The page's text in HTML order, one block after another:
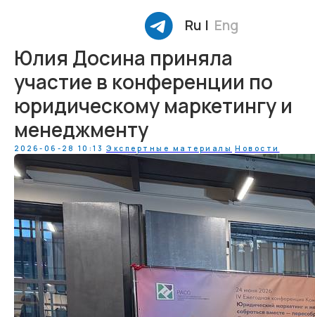
Eng
Ru |
Юлия Досина приняла
участие в конференции по
юридическому маркетингу и
менеджменту
2026-06-28 10:13 Экспертные материалы Новости